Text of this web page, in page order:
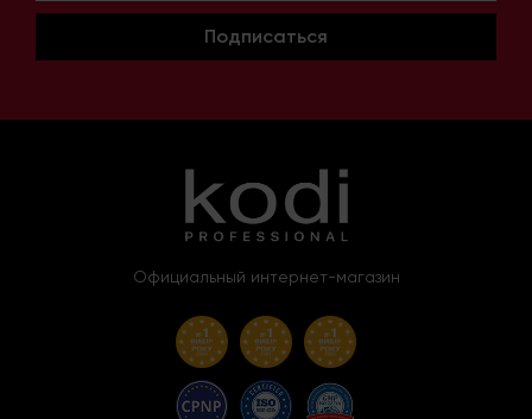
Подписаться
Официальный интернет-магазин